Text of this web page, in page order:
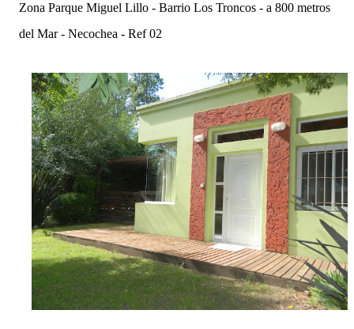
Zona Parque Miguel Lillo - Barrio Los Troncos - a 800 metros
del Mar - Necochea - Ref 02